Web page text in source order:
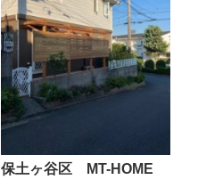
保土ヶ谷区 MT-HOME